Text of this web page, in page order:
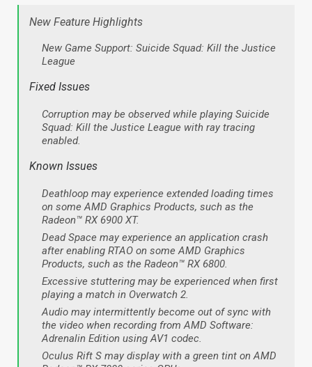
New Feature Highlights
New Game Support: Suicide Squad: Kill the Justice
League
Fixed Issues
Corruption may be observed while playing Suicide
Squad: Kill the Justice League with ray tracing
enabled.
Known Issues
Deathloop may experience extended loading times
on some AMD Graphics Products, such as the
Radeon™ RX 6900 XT.
Dead Space may experience an application crash
after enabling RTAO on some AMD Graphics
Products, such as the Radeon™ RX 6800.
Excessive stuttering may be experienced when first
playing a match in Overwatch 2.
Audio may intermittently become out of sync with
the video when recording from AMD Software:
Adrenalin Edition using AV1 codec.
Oculus Rift S may display with a green tint on AMD